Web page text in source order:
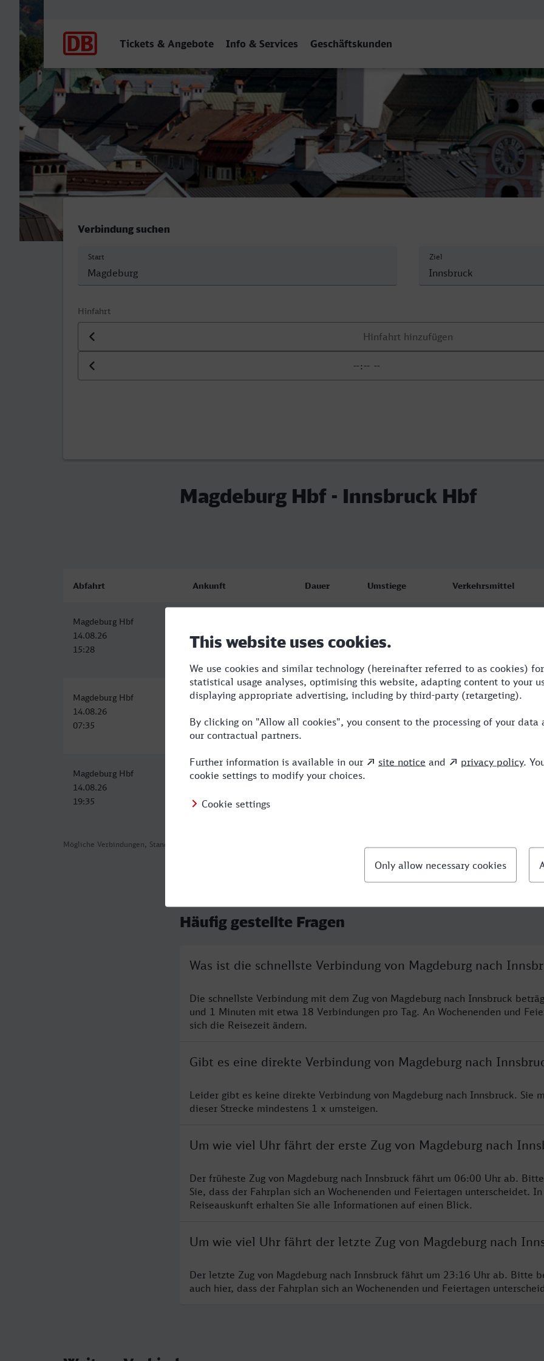
Tickets & Angebote Info & Services Geschäftskunden
Magdeburg Hbf - Innsbruck Hbf
Verbindung suchen
Start Ziel
Hinfahrt
Datum der Hinfahrt
Uhrzeit der Hinfahrt
Magdeburg Hbf - Innsbruck Hbf
Mögliche Verbindungen, Stand: 2026-07-31 00:26
Abfahrt Ankunft Dauer Umstiege Verkehrsmittel
Magdeburg Hbf
14.08.26
15:28
14.08.26
22:29
Magdeburg Hbf
14.08.26
07:35
Innsbruck Hbf
15:18
7:43 2 RE,RJ,ICE
Magdeburg Hbf
14.08.26
19:35
Innsbruck Hbf
08:28
12:53
Häufig gestellte Fragen
Was ist die schnellste Verbindung von Magdeburg nach
Die schnellste Verbindung mit dem Zug von Magdeburg nach Innsbruck
und 1 Minuten mit etwa 18 Verbindungen pro Tag. An Wochenenden und
sich die Reisezeit ändern.
Gibt es eine direkte Verbindung von Magdeburg nach
Leider gibt es keine direkte Verbindung von Magdeburg nach Innsbruck. Sie
dieser Strecke mindestens 1 x umsteigen.
Um wie viel Uhr fährt der erste Zug von Magdeburg nach
Der früheste Zug von Magdeburg nach Innsbruck fährt um 06:00 Uhr ab.
Sie, dass der Fahrplan sich an Wochenenden und Feiertagen unterscheidet.
Reiseauskunft erhalten Sie alle Informationen auf einen Blick.
Um wie viel Uhr fährt der letzte Zug von Magdeburg nach
Der letzte Zug von Magdeburg nach Innsbruck fährt um 23:16 Uhr ab. Bitte
auch hier, dass der Fahrplan sich an Wochenenden und Feiertagen